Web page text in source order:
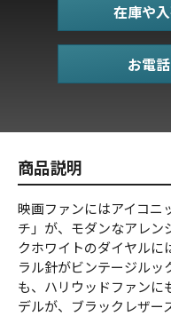
在庫や
お電
商品説明
映画ファンにはアイコニ
チ」が、モダンなアレン
クホワイトのダイヤルに
ラル針がビンテージルッ
も、ハリウッドファンに
デルが、ブラックレザー